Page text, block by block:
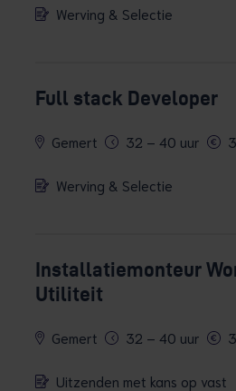
Werving & Selectie
Full stack Developer
Gemert 32 – 40 uur
Werving & Selectie
Installatiemonteur
Utiliteit
Gemert 32 – 40 uur
Uitzenden met kans op vast